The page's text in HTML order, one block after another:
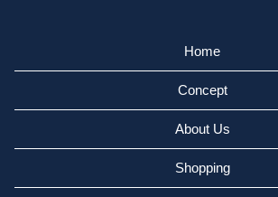
Home
Concept
About Us
Shopping